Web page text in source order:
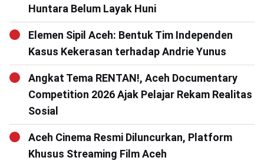
Huntara Belum Layak Huni
Elemen Sipil Aceh: Bentuk Tim Independen
Kasus Kekerasan terhadap Andrie Yunus
Angkat Tema RENTAN!, Aceh Documentary
Competition 2026 Ajak Pelajar Rekam Realitas
Sosial
Aceh Cinema Resmi Diluncurkan, Platform
Khusus Streaming Film Aceh